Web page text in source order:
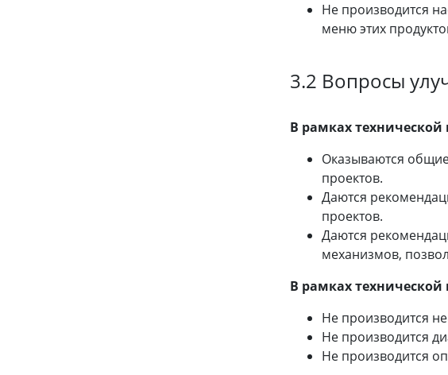
Не производится
меню этих
3.2 Вопросы
В рамках
Оказываются
проектов.
Даются
проектов.
Даются
механизмов,
В рамках
Не производится
Не производится
Не производится